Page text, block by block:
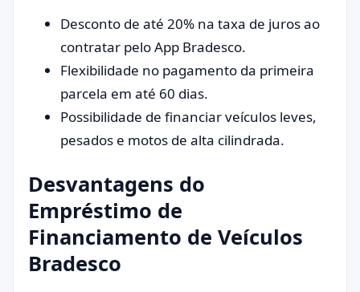
Desconto de até 20% na taxa de juros ao
contratar pelo App Bradesco.
Flexibilidade no pagamento da primeira
parcela em até 60 dias.
Possibilidade de financiar veículos leves,
pesados e motos de alta cilindrada.
Desvantagens do
Empréstimo de
Financiamento de Veículos
Bradesco